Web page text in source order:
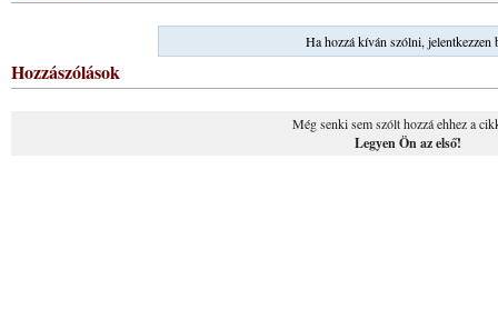
Ha hozzá kíván szólni, jelentkezzen
Hozzászólások
Még senki sem szólt hozzá ehhez a
Legyen Ön az első!